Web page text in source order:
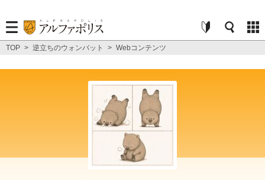
TOP > 逆立ちのウォンバット > Webコンテンツ